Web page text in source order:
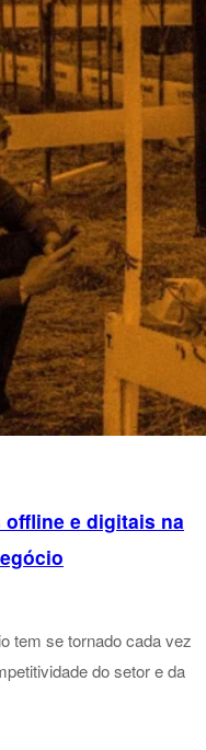
e digitais na
tem se tornado cada vez
do setor e da